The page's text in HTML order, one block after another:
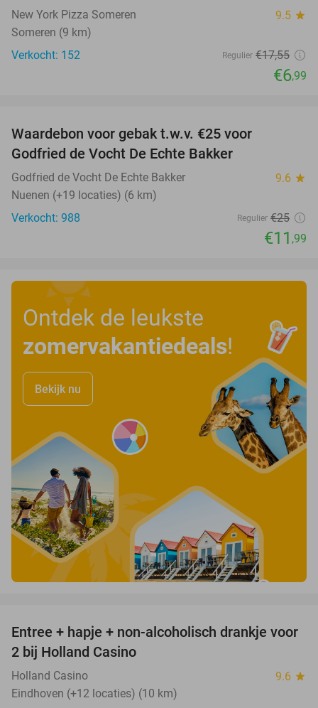
New York Pizza Someren 9.5 star
Someren (9 km)
Verkocht: 152
Regulier €17,55
€6,99
Waardebon voor gebak t.w.v. €25 voor
Godfried de Vocht De Echte Bakker
Godfried de Vocht De Echte Bakker 9.6 star
Nuenen (+19 locaties) (6 km)
Verkocht: 988
Regulier €25
€11 ,99
Ontdek de leukste
zomervakantiedeals!
Bekijk nu
52%
Entree + hapje + non-alcoholisch drankje voor
2 bij Holland Casino
Holland Casino 9.6 star
Eindhoven (+12 locaties) (10 km)